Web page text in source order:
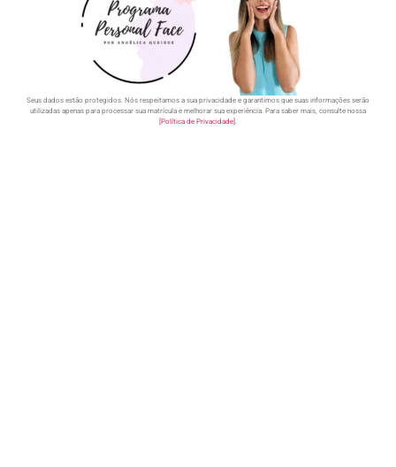
Seus dados estão protegidos. Nós respeitamos a sua privacidade e garantimos que suas informações serão
utilizadas apenas para processar sua matrícula e melhorar sua experiência. Para saber mais, consulte nossa
[Política de Privacidade]